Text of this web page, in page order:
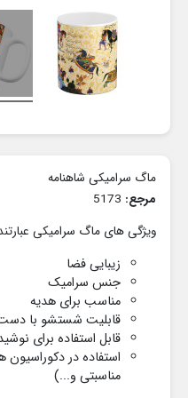
ماگ سرامیکی شاهنامه
مرجع:
ویژگی های ماگ سرامیکی
زیبایی فضا
جنس سرامیک
مناسب برای هدیه
قابلیت شستشو با
قابل استفاده برای
استفاده در دکوراسیون
مناسبتی و...)